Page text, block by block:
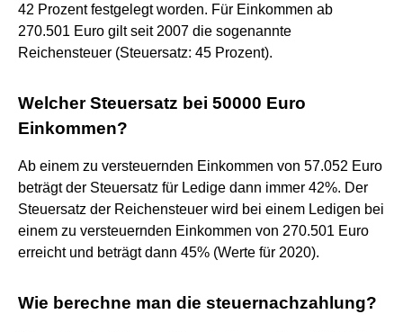
42 Prozent festgelegt worden. Für Einkommen ab
270.501 Euro gilt seit 2007 die sogenannte
Reichensteuer (Steuersatz: 45 Prozent).
Welcher Steuersatz bei 50000 Euro
Einkommen?
Ab einem zu versteuernden Einkommen von 57.052 Euro
beträgt der Steuersatz für Ledige dann immer 42%. Der
Steuersatz der Reichensteuer wird bei einem Ledigen bei
einem zu versteuernden Einkommen von 270.501 Euro
erreicht und beträgt dann 45% (Werte für 2020).
Wie berechne man die steuernachzahlung?